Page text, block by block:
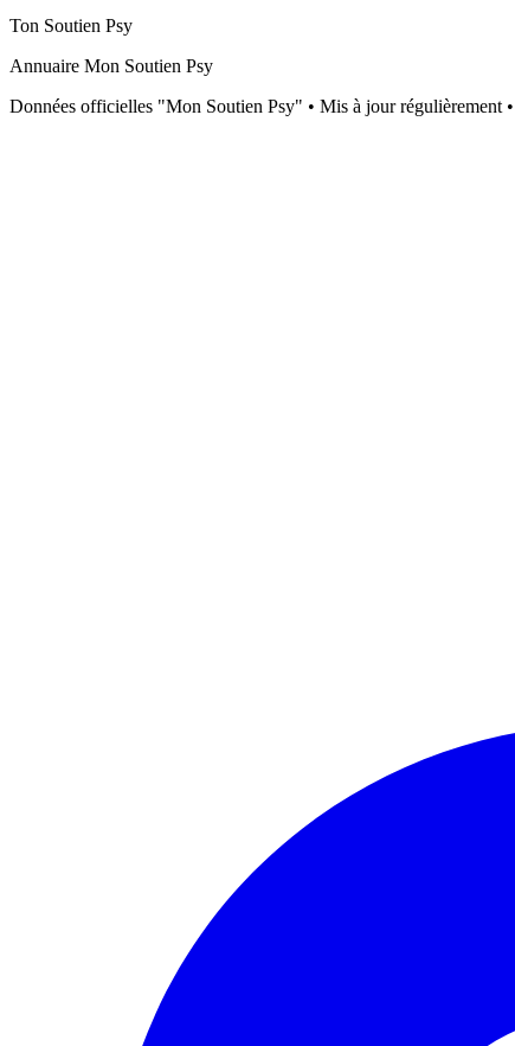
Ton Soutien Psy
Annuaire Mon Soutien Psy
Données officielles "Mon Soutien Psy" • Mis à jour régulièrement •